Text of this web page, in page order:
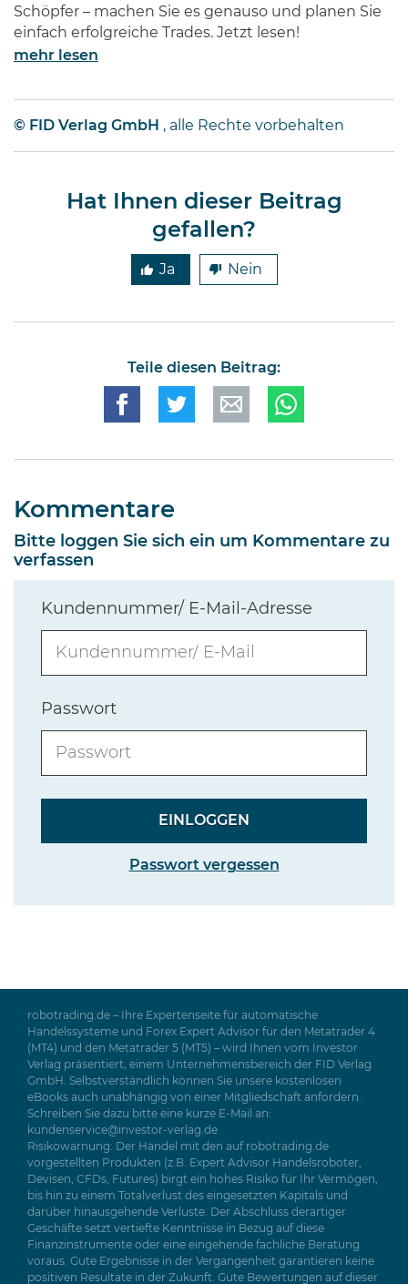
Schöpfer – machen Sie es genauso und planen Sie
einfach erfolgreiche Trades. Jetzt lesen!
mehr lesen
© FID Verlag GmbH , alle Rechte vorbehalten
Hat Ihnen dieser Beitrag
gefallen?
Ja Nein
Teile diesen Beitrag:
Kommentare
Bitte loggen Sie sich ein um Kommentare zu
verfassen
Kundennummer/ E-Mail-Adresse
Passwort
Passwort vergessen
robotrading.de – Ihre Expertenseite für automatische
Handelssysteme und Forex Expert Advisor für den Metatrader 4
(MT4) und den Metatrader 5 (MT5) – wird Ihnen vom Investor
Verlag präsentiert, einem Unternehmensbereich der FID Verlag
GmbH. Selbstverständlich können Sie unsere kostenlosen
eBooks auch unabhängig von einer Mitgliedschaft anfordern.
Schreiben Sie dazu bitte eine kurze E-Mail an:
kundenservice@investor-verlag.de
Risikowarnung: Der Handel mit den auf robotrading.de
vorgestellten Produkten (z.B. Expert Advisor Handelsroboter,
Devisen, CFDs, Futures) birgt ein hohes Risiko für Ihr Vermögen,
bis hin zu einem Totalverlust des eingesetzten Kapitals und
darüber hinausgehende Verluste. Der Abschluss derartiger
Geschäfte setzt vertiefte Kenntnisse in Bezug auf diese
Finanzinstrumente oder eine eingehende fachliche Beratung
voraus. Gute Ergebnisse in der Vergangenheit garantieren keine
positiven Resultate in der Zukunft. Gute Bewertungen auf dieser